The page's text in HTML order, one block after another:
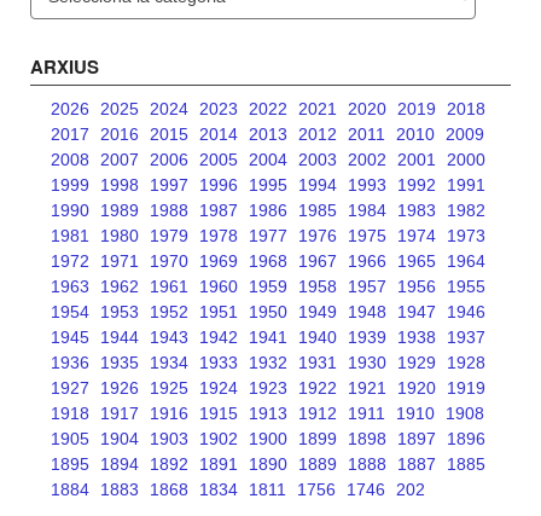
ARXIUS
2026 2025 2024 2023 2022 2021 2020 2019
2018
2017
2016 2015 2014 2013 2012 2011 2010 2009
2008
2007 2006 2005 2004 2003 2002 2001
2000
1999
1998 1997 1996 1995 1994 1993 1992
1991
1990
1989 1988 1987 1986 1985 1984 1983
1982
1981
1980 1979 1978 1977 1976 1975 1974
1973
1972
1971 1970 1969 1968 1967 1966 1965
1964
1963
1962 1961 1960 1959 1958 1957 1956
1955
1954
1953 1952 1951 1950 1949 1948 1947
1946
1945
1944 1943 1942 1941 1940 1939 1938
1937
1936
1935 1934 1933 1932 1931 1930 1929
1928
1927
1926 1925 1924 1923 1922 1921 1920
1919
1918
1917 1916 1915 1913 1912 1911 1910
1908
1905
1904 1903 1902 1900 1899 1898 1897
1896
1895
1894 1892 1891 1890 1889 1888 1887
1885
1884
1883 1868 1834 1811 1756 1746 202